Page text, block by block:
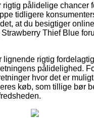
rigtig pålidelige chancer
tidligere
at du besigtiger
Thief Blue
rigtig
pålidelighed.
hvor det er
køb, som tillige bør